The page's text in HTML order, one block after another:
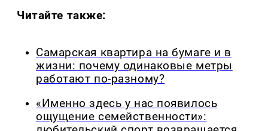
Читайте также:
Самарская квартира на бумаге и в
жизни: почему одинаковые метры
работают по-разному?
«Именно здесь у нас появилось
ощущение семейственности»: